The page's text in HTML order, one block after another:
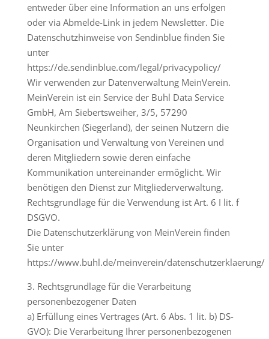
entweder über eine Information an uns erfolgen
oder via Abmelde-Link in jedem Newsletter. Die
Datenschutzhinweise von Sendinblue finden Sie
unter
https://de.sendinblue.com/legal/privacypolicy/
Wir verwenden zur Datenverwaltung MeinVerein.
MeinVerein ist ein Service der Buhl Data Service
GmbH, Am Siebertsweiher, 3/5, 57290
Neunkirchen (Siegerland), der seinen Nutzern die
Organisation und Verwaltung von Vereinen und
deren Mitgliedern sowie deren einfache
Kommunikation untereinander ermöglicht. Wir
benötigen den Dienst zur Mitgliederverwaltung.
Rechtsgrundlage für die Verwendung ist Art. 6 I lit. f
DSGVO.
Die Datenschutzerklärung von MeinVerein finden
Sie unter
https://www.buhl.de/meinverein/datenschutzerklaerung/
3. Rechtsgrundlage für die Verarbeitung
personenbezogener Daten
a) Erfüllung eines Vertrages (Art. 6 Abs. 1 lit. b) DS-
GVO): Die Verarbeitung Ihrer personenbezogenen